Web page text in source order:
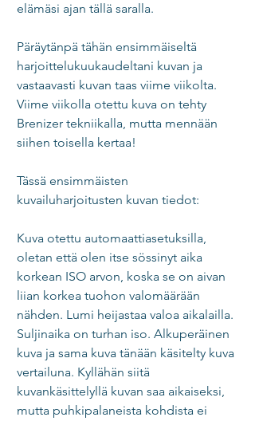
elämäsi ajan tällä saralla.
Päräytänpä tähän ensimmäiseltä
harjoittelukuukaudeltani kuvan ja
vastaavasti kuvan taas viime viikolta.
Viime viikolla otettu kuva on tehty
Brenizer tekniikalla, mutta mennään
siihen toisella kertaa!
Tässä ensimmäisten
kuvailuharjoitusten kuvan tiedot:
Kuva otettu automaattiasetuksilla,
oletan että olen itse sössinyt aika
korkean ISO arvon, koska se on aivan
liian korkea tuohon valomäärään
nähden. Lumi heijastaa valoa aikalailla.
Suljinaika on turhan iso. Alkuperäinen
kuva ja sama kuva tänään käsitelty kuva
vertailuna. Kyllähän siitä
kuvankäsittelyllä kuvan saa aikaiseksi,
mutta puhkipalaneista kohdista ei